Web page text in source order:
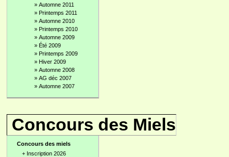
» Automne 2011
» Printemps 2011
» Automne 2010
» Printemps 2010
» Automne 2009
» Été 2009
» Printemps 2009
» Hiver 2009
» Automne 2008
» AG déc 2007
» Automne 2007
Concours des Miels
Concours des miels
+ Inscription 2026